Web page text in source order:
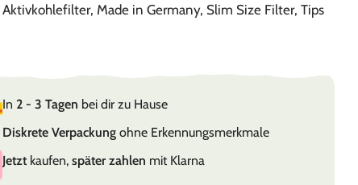
Aktivkohlefilter, Made in Germany, Slim Size Filter, Tips
In 2 - 3 Tagen bei dir zu Hause
Diskrete Verpackungohne Erkennungsmerkmale
Jetztkaufen, später zahlen mit Klarna